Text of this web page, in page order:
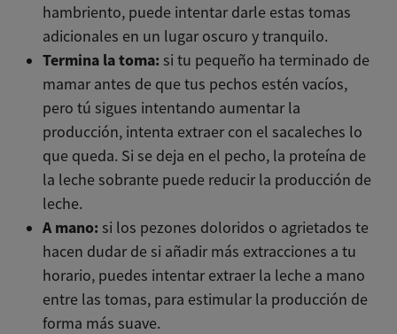
hambriento, puede intentar darle estas tomas
adicionales en un lugar oscuro y tranquilo.
Termina la toma:si tu pequeño ha terminado de
mamar antes de que tus pechos estén vacíos,
pero tú sigues intentando aumentar la
producción, intenta extraer con el sacaleches lo
que queda. Si se deja en el pecho, la proteína de
la leche sobrante puede reducir la producción de
leche.
A mano:si los pezones doloridos o agrietados te
hacen dudar de si añadir más extracciones a tu
horario, puedes intentar extraer la leche a mano
entre las tomas, para estimular la producción de
forma más suave.